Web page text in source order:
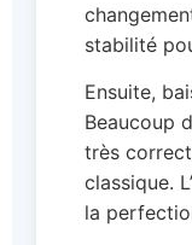
stabilité
Ensuite,
Beaucoup
très
classique.
la